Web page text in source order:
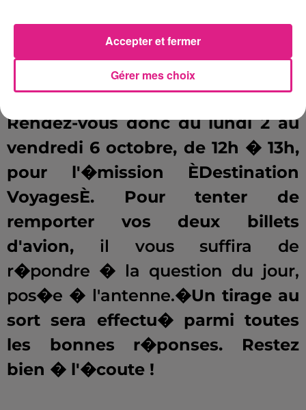
n'ont pas manqu� d'apporter
leur contribution � notre
�mission ÈDestination VoyagesÈ.
Rendez-vous donc du lundi 2 au
vendredi 6 octobre, de 12h � 13h,
pour l'�mission ÈDestination
VoyagesÈ. Pour tenter de
remporter vos deux billets
d'avion, il vous suffira de
r�pondre � la question du jour,
pos�e � l'antenne.�Un tirage au
sort sera effectu� parmi toutes
les bonnes r�ponses. Restez
bien � l'�coute !
Gérer mes choix
Accepter et fermer